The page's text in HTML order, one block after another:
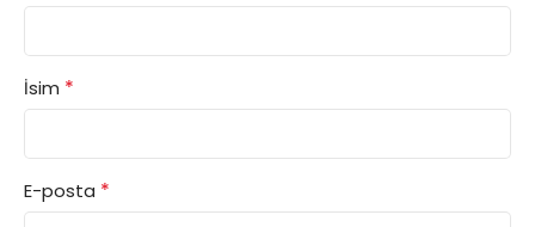
İsim *
E-posta *